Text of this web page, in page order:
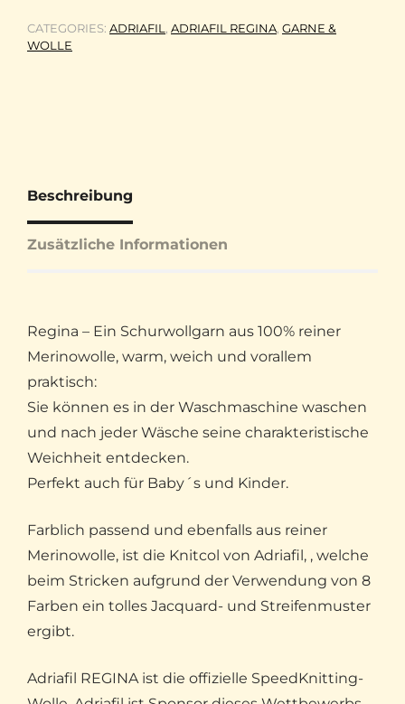
CATEGORIES: ADRIAFIL, ADRIAFIL REGINA, GARNE &
WOLLE
Beschreibung
Zusätzliche Informationen
Regina – Ein Schurwollgarn aus 100% reiner
Merinowolle, warm, weich und vorallem
praktisch:
Sie können es in der Waschmaschine waschen
und nach jeder Wäsche seine charakteristische
Weichheit entdecken.
Perfekt auch für Baby´s und Kinder.
Farblich passend und ebenfalls aus reiner
Merinowolle, ist die Knitcol von Adriafil, , welche
beim Stricken aufgrund der Verwendung von 8
Farben ein tolles Jacquard- und Streifenmuster
ergibt.
Adriafil REGINA ist die offizielle SpeedKnitting-